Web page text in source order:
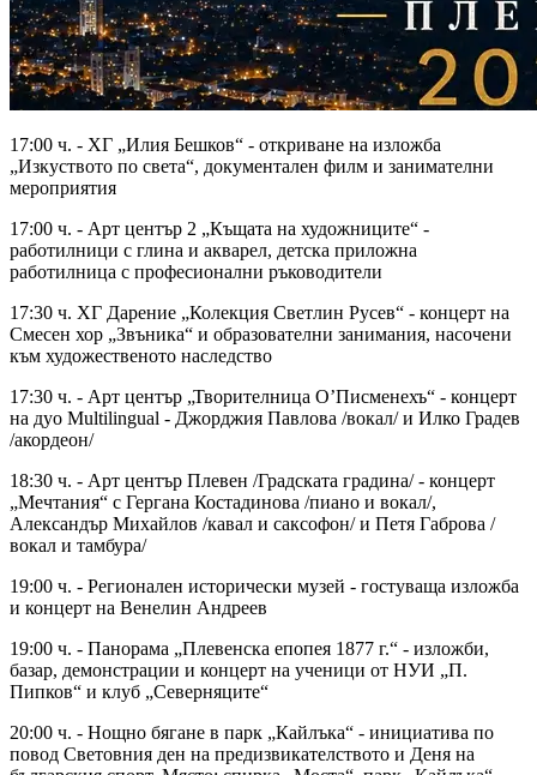
17:00 ч. - ХГ „Илия Бешков“ - откриване на изложба
„Изкуството по света“, документален филм и занимателни
мероприятия
17:00 ч. - Арт център 2 „Къщата на художниците“ -
работилници с глина и акварел, детска приложна
работилница с професионални ръководители
17:30 ч. ХГ Дарение „Колекция Светлин Русев“ - концерт на
Смесен хор „Звъника“ и образователни занимания, насочени
към художественото наследство
17:30 ч. - Арт център „Творителница О’Писменехъ“ - концерт
на дуо Multilingual - Джорджия Павлова /вокал/ и Илко Градев
/акордеон/
18:30 ч. - Арт център Плевен /Градската градина/ - концерт
„Мечтания“ с Гергана Костадинова /пиано и вокал/,
Александър Михайлов /кавал и саксофон/ и Петя Габрова /
вокал и тамбура/
19:00 ч. - Регионален исторически музей - гостуваща изложба
и концерт на Венелин Андреев
19:00 ч. - Панорама „Плевенска епопея 1877 г.“ - изложби,
базар, демонстрации и концерт на ученици от НУИ „П.
Пипков“ и клуб „Северняците“
20:00 ч. - Нощно бягане в парк „Кайлъка“ - инициатива по
повод Световния ден на предизвикателството и Деня на